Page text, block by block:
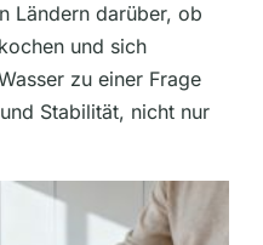
Ländern darüber, ob
und sich
zu einer Frage
Stabilität, nicht nur